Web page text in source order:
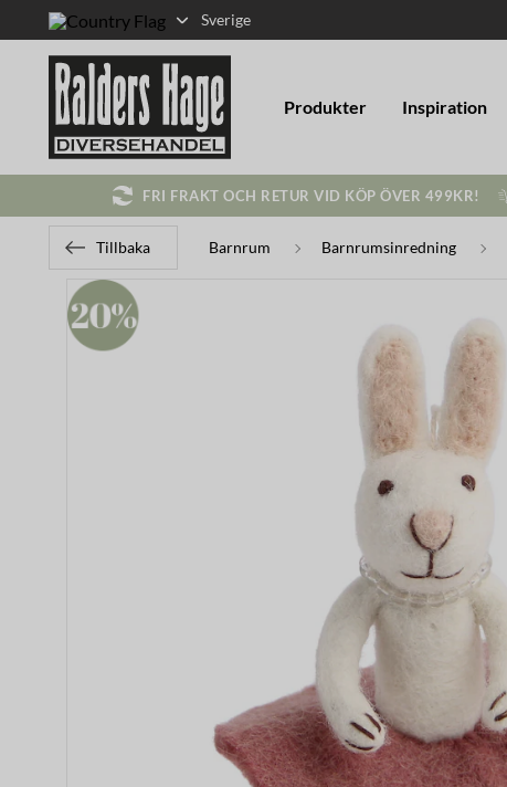
Sverige
Produkter Inspiration
FRI FRAKT OCH RETUR VID KÖP ÖVER 499KR!
Tillbaka Barnrum Barnrumsinredning